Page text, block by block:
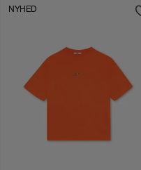
NYHED